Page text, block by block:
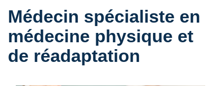
Médecin spécialiste en
médecine physique et
de réadaptation